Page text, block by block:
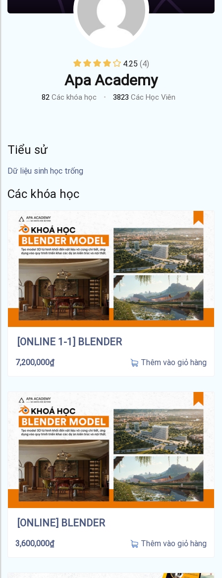
4.25 (4)
Apa Academy
82 Các khóa học • 3823 Các Học Viên
Tiểu sử
Dữ liệu sinh học trống
Các khóa học
[ONLINE 1-1] BLENDER
7,200,000₫ Thêm vào giỏ hàng
[ONLINE] BLENDER
3,600,000₫ Thêm vào giỏ hàng